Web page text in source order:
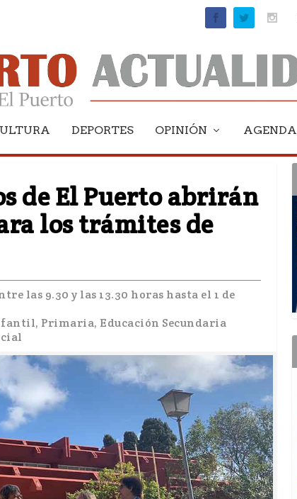
ante 1.800 aficionados
DEPORTES OPINIÓN AGENDA
de El Puerto abrirán
los trámites de
las 9.30 y las 13.30 horas hasta el 1 de
Primaria, Educación Secundaria